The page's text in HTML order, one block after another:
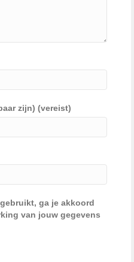
zijn) (vereist)
ga je akkoord
van jouw gegevens